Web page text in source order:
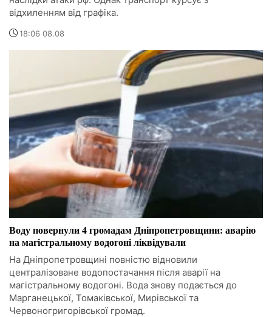
відхиленням від графіка.
18:06 08.08
Воду повернули 4 громадам Дніпропетровщини: аварію
на магістральному водогоні ліквідували
На Дніпропетровщині повністю відновили
централізоване водопостачання після аварії на
магістральному водогоні. Вода знову подається до
Марганецької, Томаківської, Мирівської та
Червоногригорівської громад.